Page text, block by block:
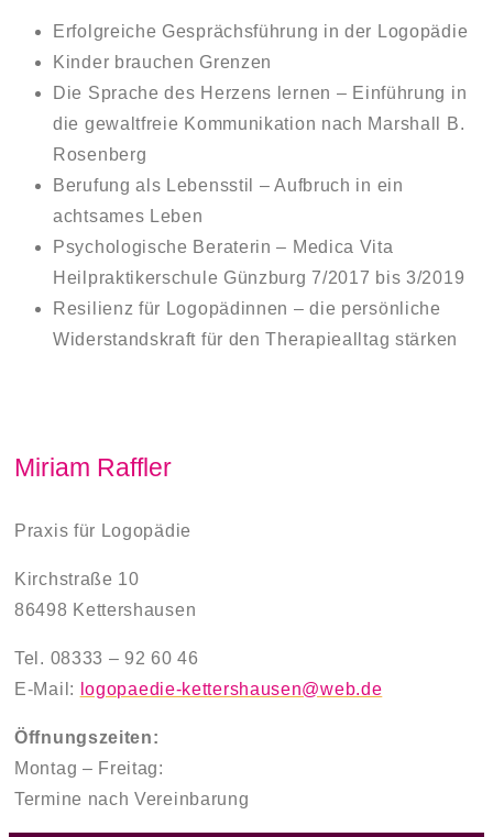
Erfolgreiche Gesprächsführung in der Logopädie
Kinder brauchen Grenzen
Die Sprache des Herzens lernen – Einführung in
die gewaltfreie Kommunikation nach Marshall B.
Rosenberg
Berufung als Lebensstil – Aufbruch in ein
achtsames Leben
Psychologische Beraterin – Medica Vita
Heilpraktikerschule Günzburg 7/2017 bis 3/2019
Resilienz für Logopädinnen – die persönliche
Widerstandskraft für den Therapiealltag stärken
Miriam Raffler
Praxis für Logopädie
Kirchstraße 10
86498 Kettershausen
Tel. 08333 – 92 60 46
E-Mail:
logopaedie-kettershausen@web.de
Öffnungszeiten:
Montag – Freitag:
Termine nach Vereinbarung